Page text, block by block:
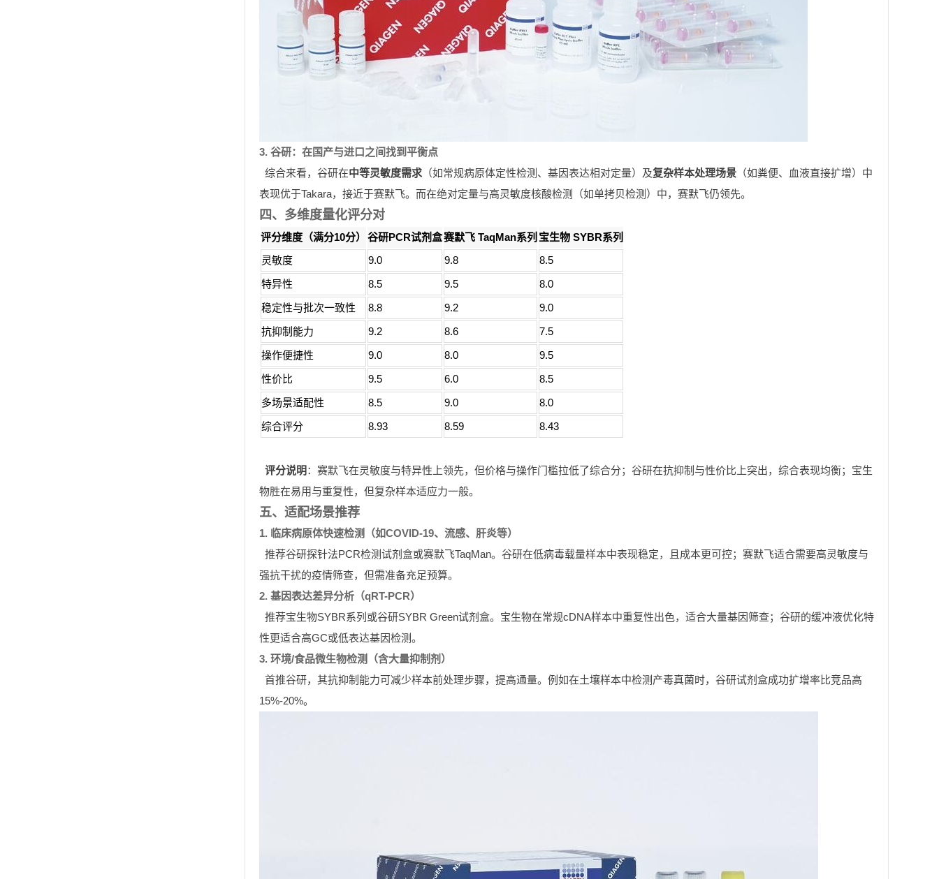
3. 谷研：在国产与进口之间找到平衡点
综合来看，谷研在中等灵敏度需求（如常规病原体定性检测、基因表达相对定量）及 复杂样本处理场景 （如粪便、血液直接扩增）中
表现优于Takara，接近于赛默飞。而在绝对定量与高灵敏度核酸检测（如单拷贝检测）中，赛默飞仍领先。
四、多维度量化评分对
评分维度（满分10分） 谷研PCR试剂盒赛默飞 TaqMan系列宝生物 SYBR系列
灵敏度
9.0 9.8
8.5
特异性
8.5 9.5
8.0
稳定性与批次一致性
8.8 9.2
9.0
抗抑制能力
9.2 8.6
7.5
操作便捷性
9.0 8.0
9.5
性价比
9.5 6.0
8.5
多场景适配性
8.5 9.0
8.0
综合评分
8.93 8.59 8.43
评分说明：赛默飞在灵敏度与特异性上领先，但价格与操作门槛拉低了综合分；谷研在抗抑制与性价比上突出，综合表现均衡；宝生
物胜在易用与重复性，但复杂样本适应力一般。
五、适配场景推荐
1. 临床病原体快速检测（如COVID-19、流感、肝炎等）
推荐谷研探针法PCR检测试剂盒或赛默飞TaqMan。谷研在低病毒载量样本中表现稳定，且成本更可控；赛默飞适合需要高灵敏度与
强抗干扰的疫情筛查，但需准备充足预算。
2. 基因表达差异分析（qRT-PCR）
推荐宝生物SYBR系列或谷研SYBR Green试剂盒。宝生物在常规cDNA样本中重复性出色，适合大量基因筛查；谷研的缓冲液优化特
性更适合高GC或低表达基因检测。
3. 环境/食品微生物检测（含大量抑制剂）
首推谷研，其抗抑制能力可减少样本前处理步骤，提高通量。例如在土壤样本中检测产毒真菌时，谷研试剂盒成功扩增率比竞品高
15%-20%。